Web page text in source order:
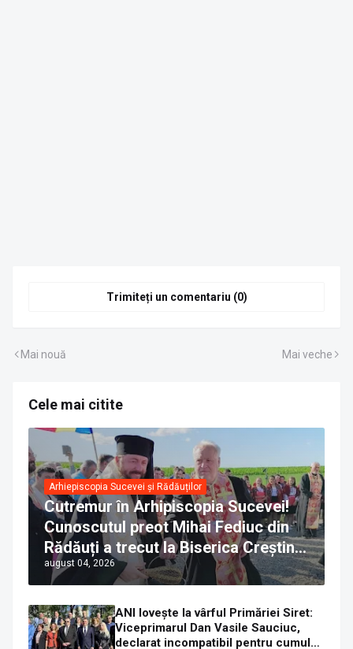
Trimiteți un comentariu (0)
Mai nouă Mai veche
Cele mai citite
Arhiepiscopia Sucevei și Rădăuților
Cutremur în Arhipiscopia Sucevei!
Cunoscutul preot Mihai Fediuc din
Rădăuți a trecut la Biserica Creștină
Ortodoxă Valahă. ÎPS Calinic anunță
că îi pregătește judecata canonică
august 04, 2026
ANI lovește la vârful Primăriei Siret:
Viceprimarul Dan Vasile Sauciuc,
declarat incompatibil pentru cumul